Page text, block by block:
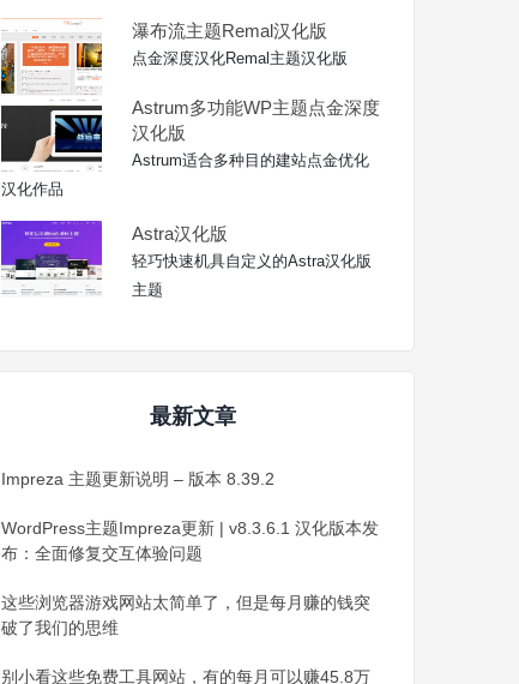
瀑布流主题Remal汉化版
点金深度汉化Remal主题汉化版
Astrum多功能WP主题点金深度
汉化版
Astrum适合多种目的建站点金优化
汉化作品
Astra汉化版
轻巧快速机具自定义的Astra汉化版
主题
最新文章
Impreza 主题更新说明 – 版本 8.39.2
WordPress主题Impreza更新 | v8.3.6.1 汉化版本发
布：全面修复交互体验问题
这些浏览器游戏网站太简单了，但是每月赚的钱突
破了我们的思维
别小看这些免费工具网站，有的每月可以赚45.8万